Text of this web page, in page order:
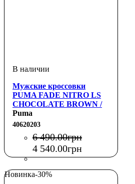
Мужские кроссовки
PUMA FADE NITRO LS
CHOCOLATE BROWN /
BLACK
Puma
40620203
6 490.00грн
4 540.00грн
Новинка-30%